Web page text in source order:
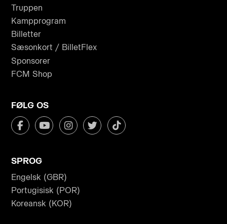
Truppen
Kampprogram
Billetter
Sæsonkort / BilletFlex
Sponsorer
FCM Shop
FØLG OS
SPROG
Engelsk (GBR)
Portugisisk (POR)
Koreansk (KOR)